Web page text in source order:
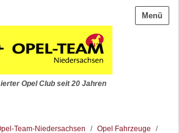
Menü
Opel Club seit 20 Jahren
Team-Niedersachsen / Opel Fahrzeuge
/